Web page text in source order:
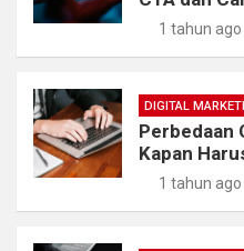
1 tahun ago
DIGITAL
Perbedaan
Kapan
1 tahun ago